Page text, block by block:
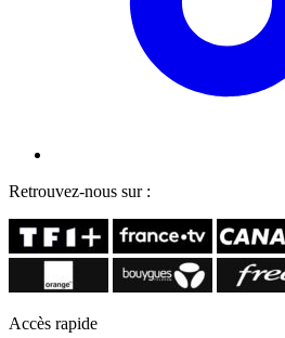
Retrouvez-nous sur :
Accès rapide